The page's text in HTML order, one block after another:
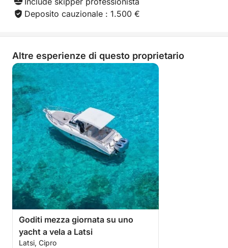
Deposito cauzionale : 1.500 €
Altre esperienze di questo proprietario
Goditi mezza giornata su uno
yacht a vela a Latsi
Latsi, Cipro